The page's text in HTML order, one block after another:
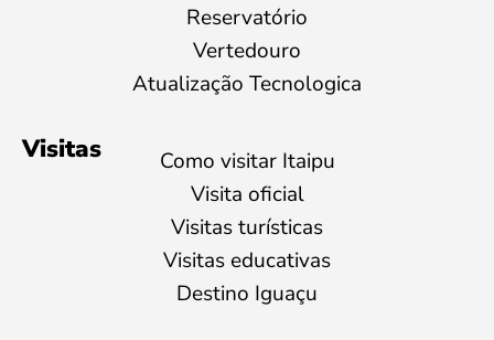
Reservatório
Vertedouro
Atualização Tecnologica
Visitas
Como visitar Itaipu
Visita oficial
Visitas turísticas
Visitas educativas
Destino Iguaçu